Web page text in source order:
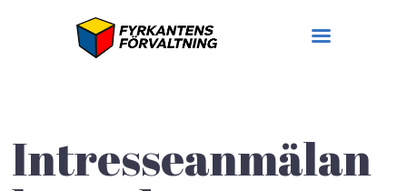
Bostäder
På gång
Intresseanmälan